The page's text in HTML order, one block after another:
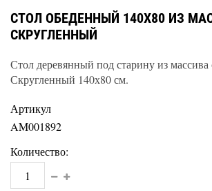
СТОЛ ОБЕДЕННЫЙ 140Х80 ИЗ
СКРУГЛЕННЫЙ
Стол деревянный под старину из
Скругленный 140х80 см.
Артикул
AM001892
Количество: